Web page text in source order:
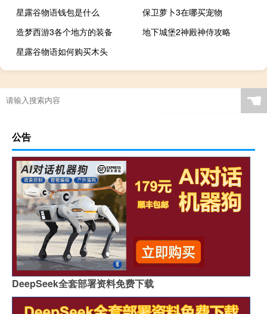
星露谷物语钱包是什么
保卫萝卜3在哪买宠物
造梦西游3各个地方的装备
地下城堡2神殿神侍攻略
星露谷物语如何购买木头
☚
公告
DeepSeek全套部署资料免费下载